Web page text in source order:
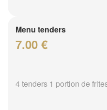
Menu tenders
7.00 €
4 tenders 1 portion de